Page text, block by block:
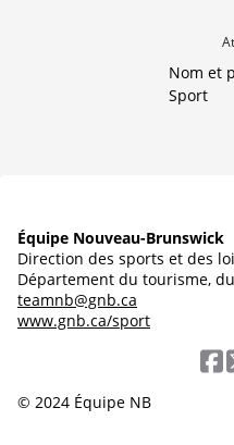
Nom et
Sport
Équipe Nouveau-Brunswick
Direction des sports et des
Département du tourisme,
teamnb@gnb.ca
www.gnb.ca/sport
© 2024 Équipe NB